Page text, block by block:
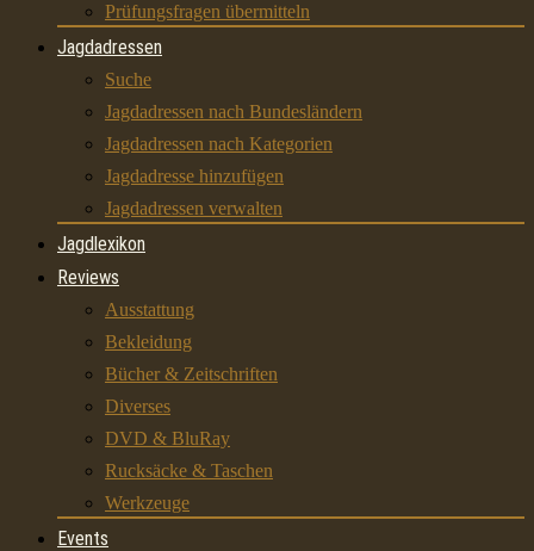
Prüfungsfragen übermitteln
Jagdadressen
Suche
Jagdadressen nach Bundesländern
Jagdadressen nach Kategorien
Jagdadresse hinzufügen
Jagdadressen verwalten
Jagdlexikon
Reviews
Ausstattung
Bekleidung
Bücher & Zeitschriften
Diverses
DVD & BluRay
Rucksäcke & Taschen
Werkzeuge
Events